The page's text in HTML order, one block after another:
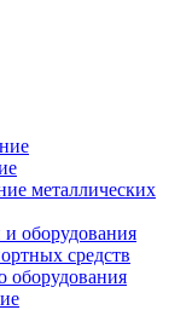
металлических
оборудования
средств
оборудования